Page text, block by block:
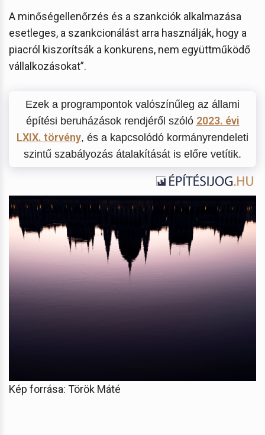
A minőségellenőrzés és a szankciók alkalmazása
esetleges, a szankcionálást arra használják, hogy a
piacról kiszorítsák a konkurens, nem együttműködő
vállalkozásokat”.
Ezek a programpontok valószínűleg az állami
építési beruházások rendjéről szóló 2023. évi
LXIX. törvény, és a kapcsolódó kormányrendeleti
szintű szabályozás átalakítását is előre vetítik.
Kép forrása: Török Máté